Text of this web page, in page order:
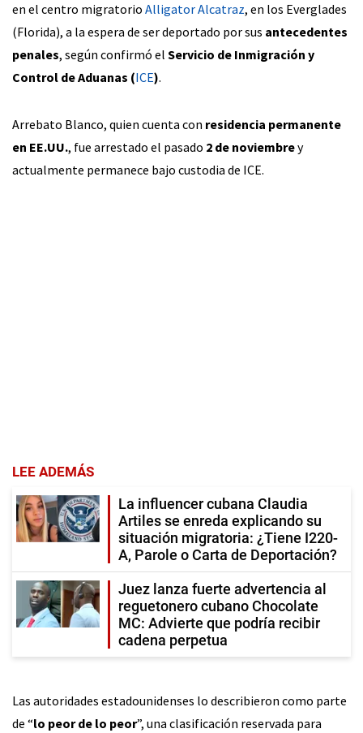
en el centro migratorio Alligator Alcatraz, en los Everglades
(Florida), a la espera de ser deportado por sus antecedentes
penales, según confirmó el Servicio de Inmigración y
Control de Aduanas (ICE).
Arrebato Blanco, quien cuenta con residencia permanente
en EE.UU., fue arrestado el pasado 2 de noviembrey
actualmente permanece bajo custodia de ICE.
LEE ADEMÁS
La influencer cubana Claudia
Artiles se enreda explicando su
situación migratoria: ¿Tiene I220-
A, Parole o Carta de Deportación?
Juez lanza fuerte advertencia al
reguetonero cubano Chocolate
MC: Advierte que podría recibir
cadena perpetua
Las autoridades estadounidenses lo describieron como parte
de “lo peor de lo peor”, una clasificación reservada para